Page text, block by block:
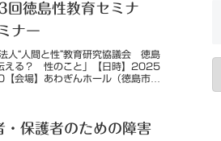
徳島性教育セミナ
ナー
人“人間と性”教育研究協議会 徳島
える？ 性のこと」【日時】2025
場】あわぎんホール（徳島市藍
保護者のための障害